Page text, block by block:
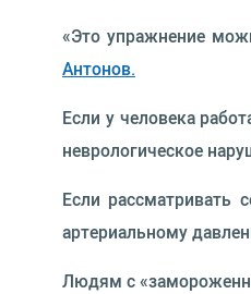
«Это упражнение
Антонов.
Если у человека
неврологическое
Если рассматривать
артериальному
Людям с